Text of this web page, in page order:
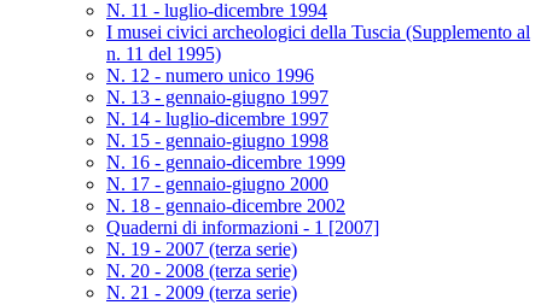
N. 11 - luglio-dicembre 1994
I musei civici archeologici della Tuscia (Supplemento al
n. 11 del 1995)
N. 12 - numero unico 1996
N. 13 - gennaio-giugno 1997
N. 14 - luglio-dicembre 1997
N. 15 - gennaio-giugno 1998
N. 16 - gennaio-dicembre 1999
N. 17 - gennaio-giugno 2000
N. 18 - gennaio-dicembre 2002
Quaderni di informazioni - 1 [2007]
N. 19 - 2007 (terza serie)
N. 20 - 2008 (terza serie)
N. 21 - 2009 (terza serie)